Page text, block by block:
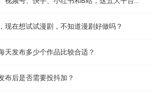
现在想试试漫剧，不知道漫剧好做吗？
天发布多少个作品比较合适？
布后是否需要投抖加？